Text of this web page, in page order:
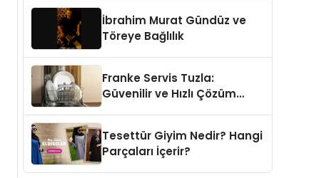
Koltuğunda
İbrahim Murat Gündüz ve
Töreye Bağlılık
Franke Servis Tuzla:
Güvenilir ve Hızlı Çözüm
Tesettür Giyim Nedir? Hangi
Parçaları İçerir?